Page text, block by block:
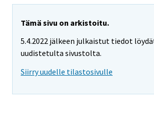
Tämä sivu on arkistoitu.
5.4.2022 jälkeen julkaistut tiedot
uudistetulta sivustolta.
Siirry uudelle tilastosivulle